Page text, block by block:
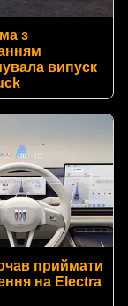
з
випуск
приймати
на Electra